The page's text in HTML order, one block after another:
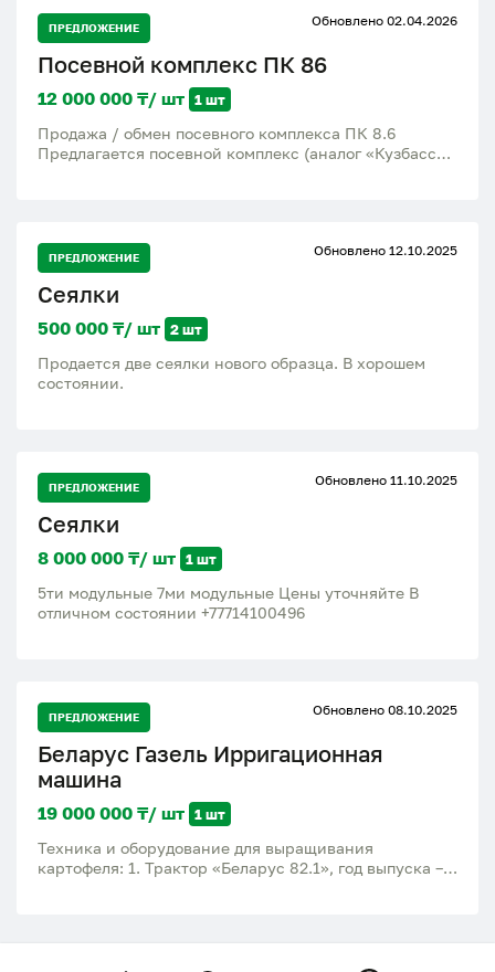
ПРЕДЛОЖЕНИЕ Обновлено 02.04.2026
Посевной комплекс ПК 86
12 000 000 ₸/ шт 1 шт
Продажа / обмен посевного комплекса ПК 8.6
Предлагается посевной комплекс (аналог «Кузбасс»)
Гибкий подход, возможна доплата.
ПРЕДЛОЖЕНИЕ Обновлено 12.10.2025
Сеялки
500 000 ₸/ шт 2 шт
Продается две сеялки нового образца. В хорошем
состоянии.
ПРЕДЛОЖЕНИЕ Обновлено 11.10.2025
Сеялки
8 000 000 ₸/ шт 1 шт
5ти модульные 7ми модульные Цены уточняйте В
отличном состоянии +77714100496
ПРЕДЛОЖЕНИЕ Обновлено 08.10.2025
Беларус Газель Ирригационная
машина
19 000 000 ₸/ шт 1 шт
Техника и оборудование для выращивания
картофеля: 1. Трактор «Беларус 82.1», год выпуска –
(автобус) в категорию В N1 (для перевозки грузов, с